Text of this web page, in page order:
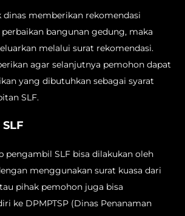
dinas memberikan rekomendasi
bangunan gedung, maka
melalui surat rekomendasi.
agar selanjutnya pemohon dapat
yang dibutuhkan sebagai syarat
SLF.
pengambil SLF bisa dilakukan oleh
menggunakan surat kuasa dari
pihak pemohon juga bisa
ke DPMPTSP (Dinas Penanaman